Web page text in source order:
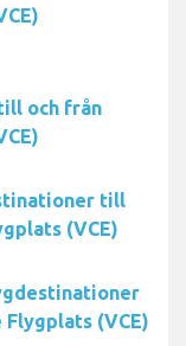
och från
till
(VCE)
(VCE)